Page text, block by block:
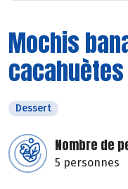
Mochis
cacahuètes
Dessert
Nombre de
5 personnes